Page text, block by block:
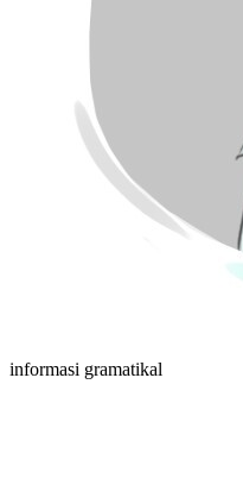
informasi gramatikal